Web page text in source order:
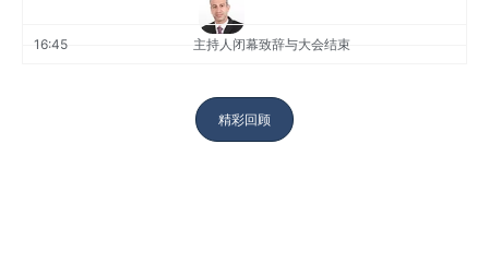
16:45 主持人闭幕致辞与大会结束
精彩回顾